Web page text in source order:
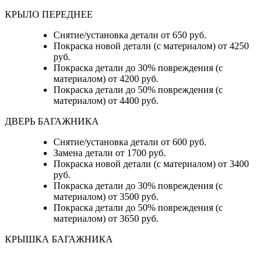
КРЫЛО ПЕРЕДНЕЕ
Снятие/установка детали от 650 руб.
Покраска новой детали (с материалом) от 4250
руб.
Покраска детали до 30% повреждения (с
материалом) от 4200 руб.
Покраска детали до 50% повреждения (с
материалом) от 4400 руб.
ДВЕРЬ БАГАЖНИКА
Снятие/установка детали от 600 руб.
Замена детали от 1700 руб.
Покраска новой детали (с материалом) от 3400
руб.
Покраска детали до 30% повреждения (с
материалом) от 3500 руб.
Покраска детали до 50% повреждения (с
материалом) от 3650 руб.
КРЫШКА БАГАЖНИКА